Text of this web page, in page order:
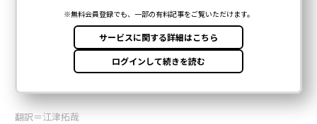
翻訳＝江津拓哉